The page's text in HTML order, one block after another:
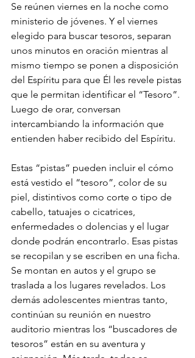
Se reúnen viernes en la noche como
ministerio de jóvenes. Y el viernes
elegido para buscar tesoros, separan
unos minutos en oración mientras al
mismo tiempo se ponen a disposición
del Espíritu para que Él les revele pistas
que le permitan identificar el “Tesoro”.
Luego de orar, conversan
intercambiando la información que
entienden haber recibido del Espíritu.
Estas “pistas” pueden incluir el cómo
está vestido el “tesoro”, color de su
piel, distintivos como corte o tipo de
cabello, tatuajes o cicatrices,
enfermedades o dolencias y el lugar
donde podrán encontrarlo. Esas pistas
se recopilan y se escriben en una ficha.
Se montan en autos y el grupo se
traslada a los lugares revelados. Los
demás adolescentes mientras tanto,
continúan su reunión en nuestro
auditorio mientras los “buscadores de
tesoros” están en su aventura y